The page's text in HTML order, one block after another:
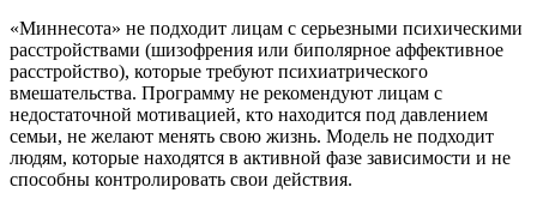
«Миннесота» не подходит лицам с серьезными психическими
расстройствами (шизофрения или биполярное аффективное
расстройство), которые требуют психиатрического
вмешательства. Программу не рекомендуют лицам с
недостаточной мотивацией, кто находится под давлением
семьи, не желают менять свою жизнь. Модель не подходит
людям, которые находятся в активной фазе зависимости и не
способны контролировать свои действия.